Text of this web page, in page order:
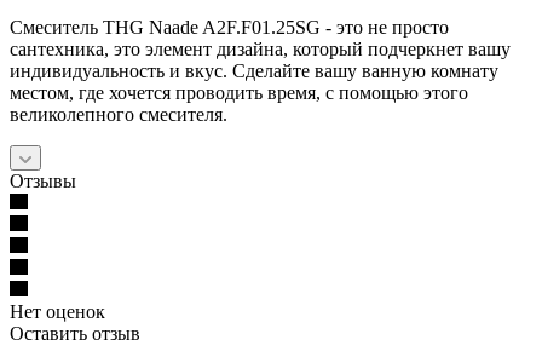
Смеситель THG Naade A2F.F01.25SG - это не просто
сантехника, это элемент дизайна, который подчеркнет вашу
индивидуальность и вкус. Сделайте вашу ванную комнату
местом, где хочется проводить время, с помощью этого
великолепного смесителя.
Отзывы
Нет оценок
Оставить отзыв